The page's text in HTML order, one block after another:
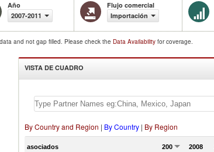
Año
2007-2011
Flujo comercial
Importación
and not gap filled. Please check the Data Availability for coverage.
VISTA DE CUADRO
By Country and Region | By Country| By Region
asociados 2007 2008